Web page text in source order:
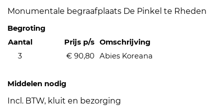
Monumentale begraafplaats De Pinkel te Rheden
Begroting
Aantal
Prijs p/s Omschrijving
3
€ 90,80 Abies Koreana
Middelen nodig
Incl. BTW, kluit en bezorging